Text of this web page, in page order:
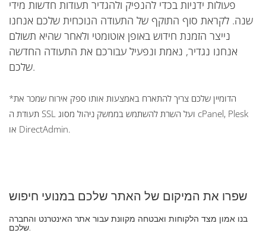
פעולות ידניות בכדי להנפיק ולהגדיר תעודות חדשות מידי
שנה. לקראת סוף התוקף של התעודה הנוכחית שלכם אנחנו
נייצר הזמנת חידוש באופן אוטומטי ולאחר שהיא תשולם
אנחנו נגדיר, נאמת ונפעיל עבורכם את התעודה החדשה
שלכם.
*הדומיין שלכם צריך להתארח באמצעות אותו ספק אירוח שמכר את
תעודת ה SSL ועל השרת להשתמש בממשק ניהול מסוג cPanel, Plesk
או DirectAdmin.
שפרו את המיקום של האתר שלכם במנועי חיפוש
בנו אמון מצד הלקוחות ואבטחה מקוונת עבור אתר האינטרנט והחברה
שלכם.